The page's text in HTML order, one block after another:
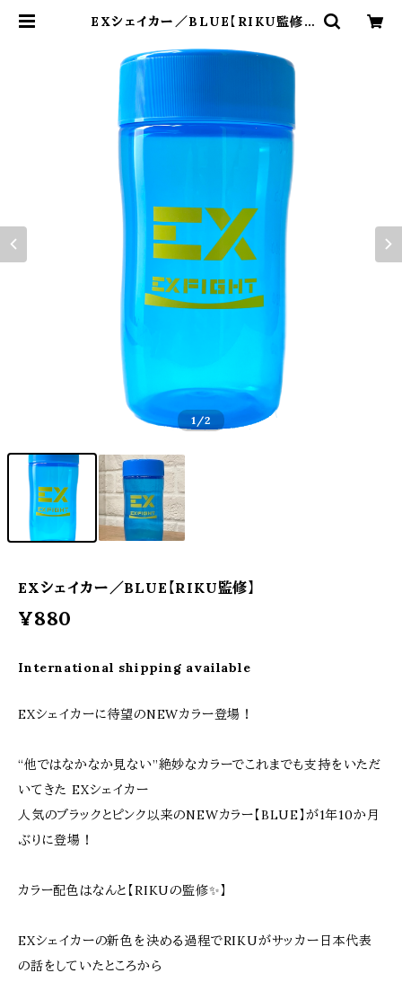
EXシェイカー／BLUE【RIKU監修】
1 /2
EXシェイカー／BLUE【RIKU監修】
¥880
International shipping available
EXシェイカーに待望のNEWカラー登場！
“他ではなかなか見ない”絶妙なカラーでこれまでも支持をいただ
いてきた EXシェイカー
人気のブラックとピンク以来のNEWカラー【BLUE】が1年10か月
ぶりに登場！
カラー配色はなんと【RIKUの監修✨】
EXシェイカーの新色を決める過程でRIKUがサッカー日本代表
の話をしていたところから